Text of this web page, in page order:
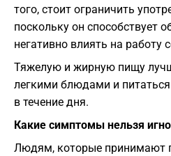
того, стоит ограничить
поскольку он способствует
негативно влиять на работу
Тяжелую и жирную пищу
легкими блюдами и
в течение дня.
Какие симптомы нельзя
Людям, которые принимают